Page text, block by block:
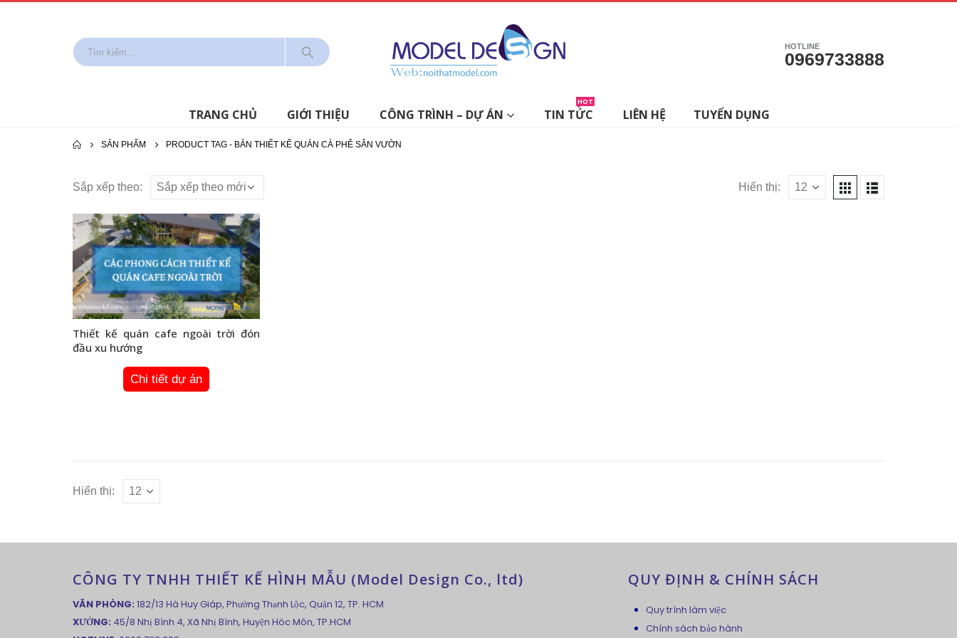
HOTLINE
0969733888
TRANG CHỦ GIỚI THIỆU CÔNG TRÌNH – DỰ ÁN TIN TỨC
HOT
LIÊN HỆ TUYỂN DỤNG
SẢN PHẨM PRODUCT TAG - BẢN THIẾT KẾ QUÁN CÀ PHÊ SÂN VƯỜN
Sắp xếp theo: Hiển thị:
Thiết kế quán cafe ngoài trời đón
đầu xu hướng
Chi tiết dự án
Hiển thị:
CÔNG TY TNHH THIẾT KẾ HÌNH MẪU (Model Design Co., ltd)
VĂN PHÒNG: 182/13 Hà Huy Giáp, Phường Thạnh Lộc, Quận 12, TP. HCM
XƯỞNG: 45/8 Nhị Bình 4, Xã Nhị Bình, Huyện Hóc Môn, TP.HCM
QUY ĐỊNH & CHÍNH SÁCH
Quy trình làm việc
Chính sách bảo hành